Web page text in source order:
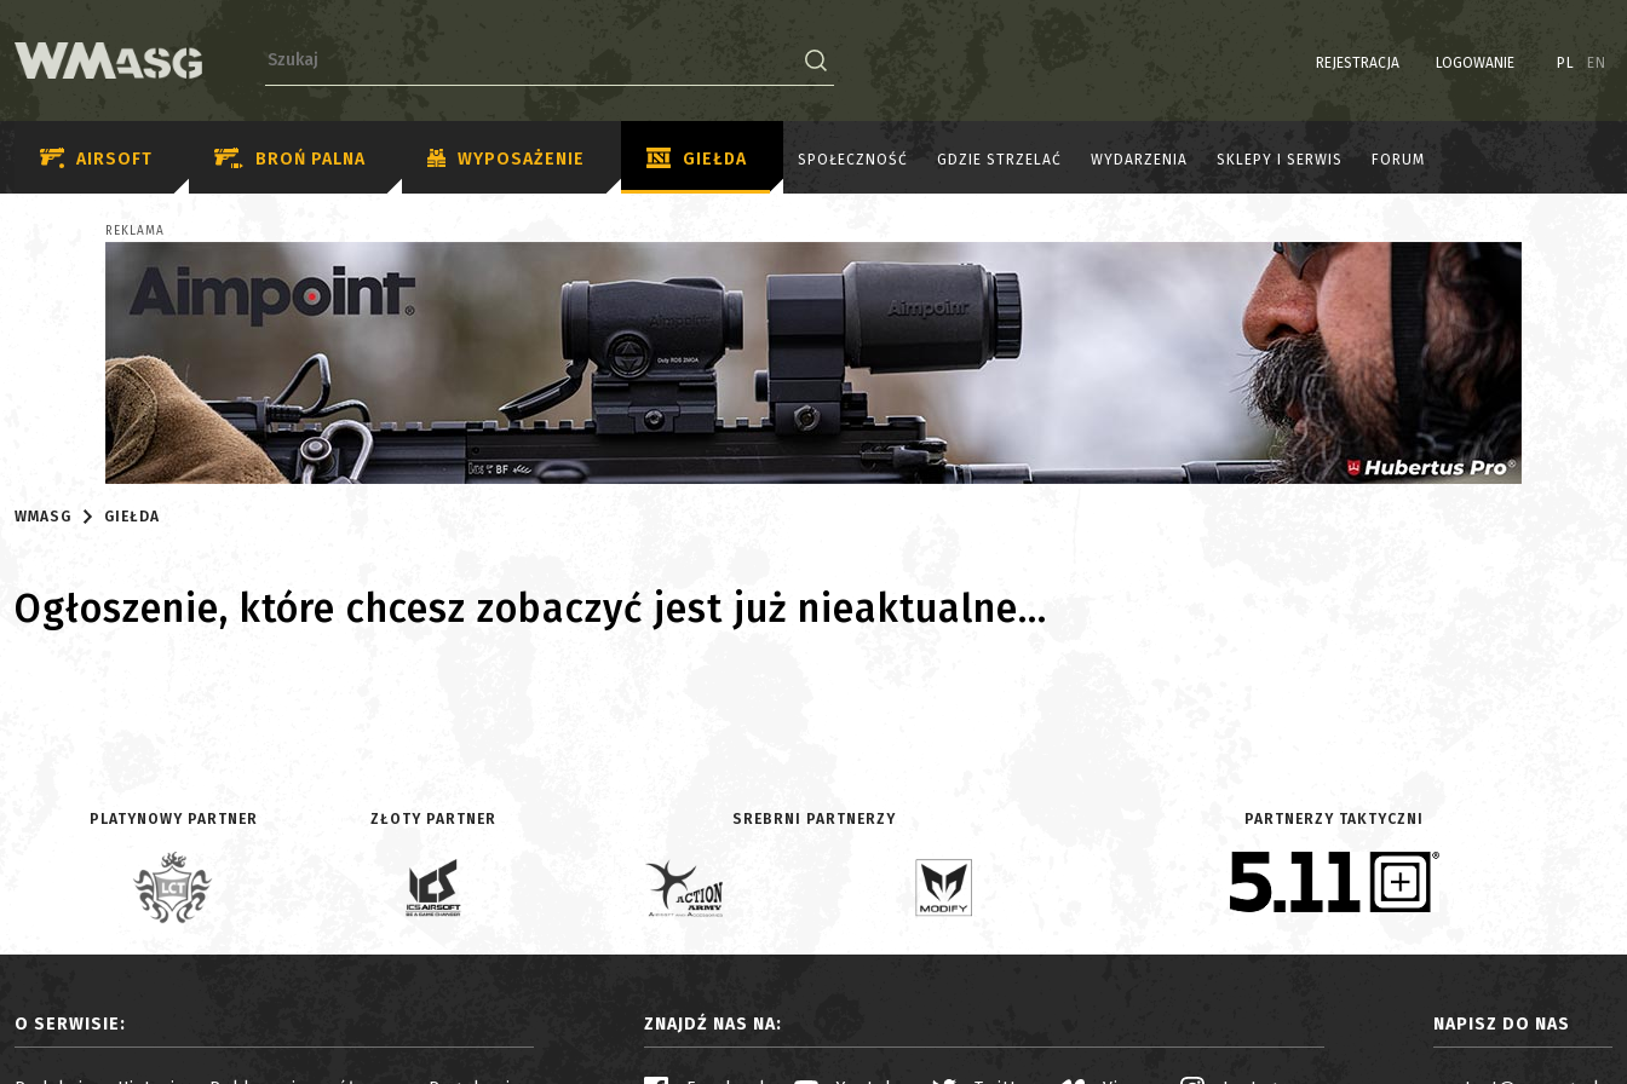
REJESTRACJA LOGOWANIE PL EN
AIRSOFT BROŃ PALNA WYPOSAŻENIE GIEŁDA SPOŁECZNOŚĆ GDZIE STRZELAĆ WYDARZENIA SKLEPY I SERWIS FORUM
REKLAMA
WMASG GIEŁDA
Ogłoszenie, które chcesz zobaczyć jest już nieaktualne...
PLATYNOWY PARTNER ZŁOTY PARTNER SREBRNI PARTNERZY PARTNERZY TAKTYCZNI
O SERWISIE: ZNAJDŹ NAS NA: NAPISZ DO NAS